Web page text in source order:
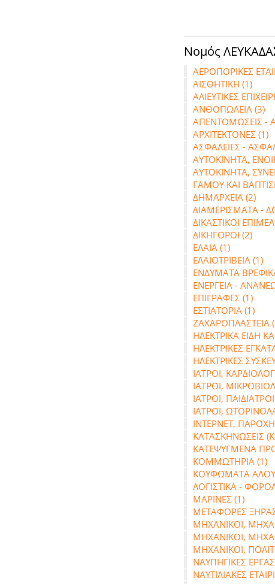
Νομός
ΑΕΡΟΠΟΡΙΚΕΣ
ΑΙΣΘΗΤΙΚΗ (1)
ΑΛΙΕΥΤΙΚΕΣ
ΑΝΘΟΠΩΛΕΙΑ (3)
ΑΠΕΝΤΟΜΩΣΕΙΣ -
ΑΡΧΙΤΕΚΤΟΝΕΣ (1)
ΑΣΦΑΛΕΙΕΣ -
ΑΥΤΟΚΙΝΗΤΑ,
ΑΥΤΟΚΙΝΗΤΑ,
ΓΑΜΟΥ ΚΑΙ
ΔΗΜΑΡΧΕΙΑ (2)
ΔΙΑΜΕΡΙΣΜΑΤΑ -
ΔΙΚΑΣΤΙΚΟΙ
ΔΙΚΗΓΟΡΟΙ (2)
ΕΛΑΙΑ (1)
ΕΛΑΙΟΤΡΙΒΕΙΑ (1)
ΕΝΔΥΜΑΤΑ
ΕΝΕΡΓΕΙΑ -
ΕΠΙΓΡΑΦΕΣ (1)
ΕΣΤΙΑΤΟΡΙΑ (1)
ΖΑΧΑΡΟΠΛΑΣΤΕΙΑ
ΗΛΕΚΤΡΙΚΑ ΕΙΔΗ
ΗΛΕΚΤΡΙΚΕΣ
ΗΛΕΚΤΡΙΚΕΣ
ΙΑΤΡΟΙ,
ΙΑΤΡΟΙ,
ΙΑΤΡΟΙ,
ΙΑΤΡΟΙ,
ΙΝΤΕΡΝΕΤ,
ΚΑΤΑΣΚΗΝΩΣΕΙΣ
ΚΑΤΕΨΥΓΜΕΝΑ
ΚΟΜΜΩΤΗΡΙΑ (1)
ΚΟΥΦΩΜΑΤΑ
ΛΟΓΙΣΤΙΚΑ -
ΜΑΡΙΝΕΣ (1)
ΜΕΤΑΦΟΡΕΣ
ΜΗΧΑΝΙΚΟΙ,
ΜΗΧΑΝΙΚΟΙ,
ΜΗΧΑΝΙΚΟΙ,
ΝΑΥΠΗΓΙΚΕΣ
ΝΑΥΤΙΛΙΑΚΕΣ